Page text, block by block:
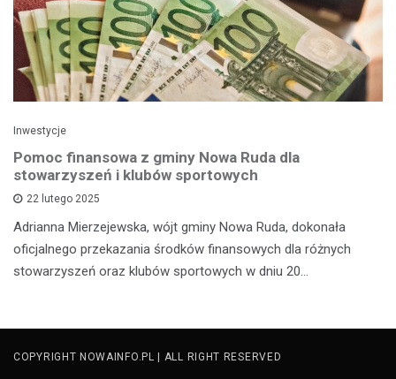
Inwestycje
Pomoc finansowa z gminy Nowa Ruda dla
stowarzyszeń i klubów sportowych
22 lutego 2025
Adrianna Mierzejewska, wójt gminy Nowa Ruda, dokonała
oficjalnego przekazania środków finansowych dla różnych
stowarzyszeń oraz klubów sportowych w dniu 20…
COPYRIGHT NOWAINFO.PL | ALL RIGHT RESERVED